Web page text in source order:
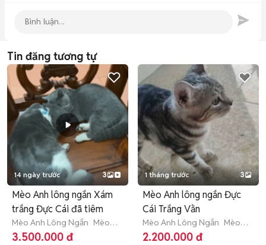
Tin đăng tương tự
14 ngày trước 3
Mèo Anh lông ngắn Xám
trắng Đực Cái đã tiêm
Mèo Anh Lông Ngắn Mèo
trưởng thành (hơn 1 tuổi)
3.500.000 đ
1 tháng trước 3
Mèo Anh lông ngắn Đực
Cái Trắng Vằn
Mèo Anh Lông Ngắn Mèo
nhỏ (dưới 1 năm tuổi)
2.200.000 đ